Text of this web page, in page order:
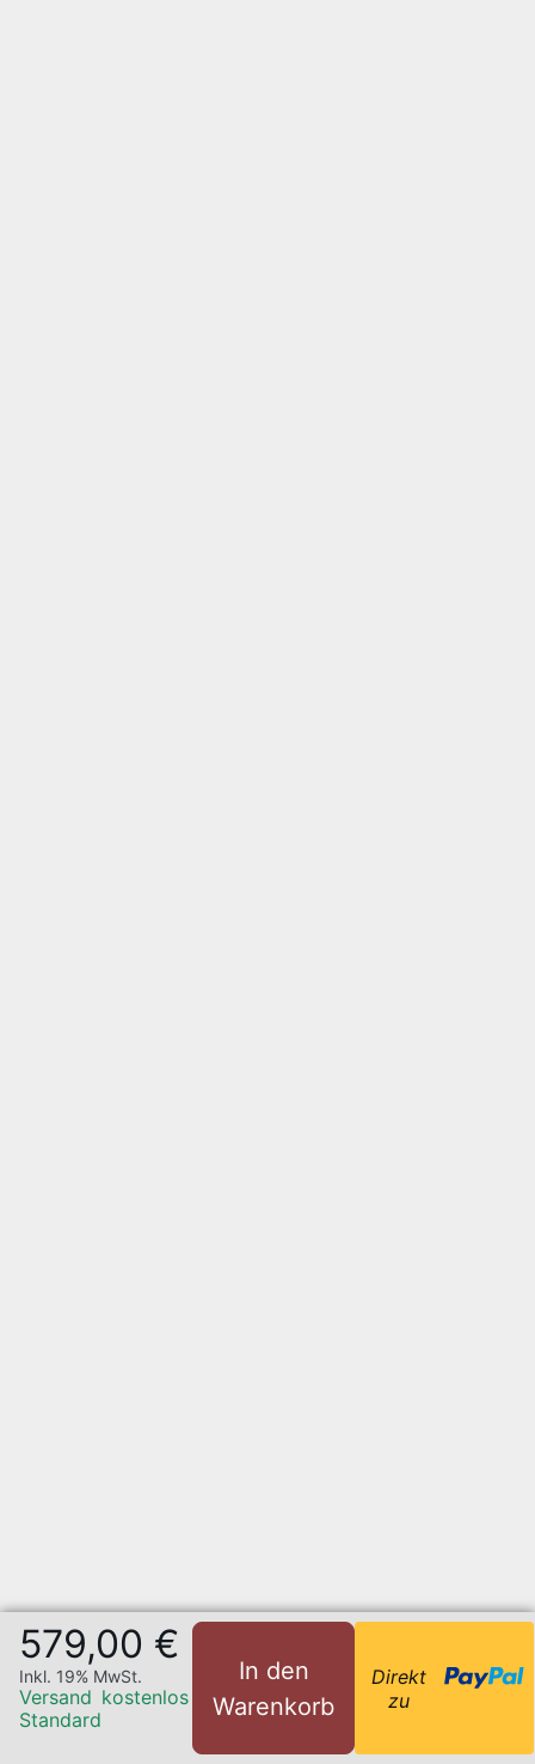
579,00 €
Inkl. 19% MwSt.
Versand
Standard
kostenlos
In den
Warenkorb
Direkt
zu